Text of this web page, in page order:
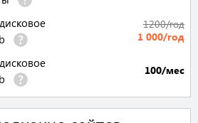
1200/год
1 000/год
100/мес